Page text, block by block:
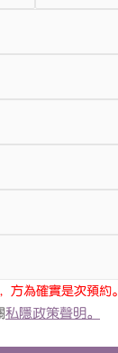
方為確實是次預約。
私隱政策聲明。